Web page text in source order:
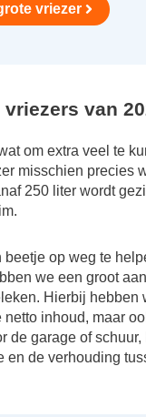
vriezer
van
om extra veel te
misschien precies
250 liter wordt
beetje op weg te
we een groot
Hierbij hebben
netto inhoud, maar
de garage of
en de verhouding